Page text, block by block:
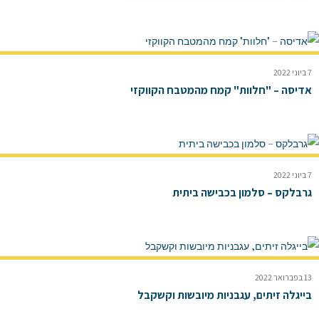
7 ביוני 2022
אדיסה – "חלוות" קמח מהמטבח הקווקזי
7 ביוני 2022
גרבלקס – סלמון בכבישה ביתית
13 בפברואר 2022
בייגלה זיתים, עגבניות מיובשות וקשקבל